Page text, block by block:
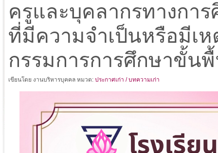
ครูและบุคลากรทางกา
ที่มีความจำเป็นหรือมีเ
กรรมการการศึกษาขั้นพื้
เขียนโดย งานบริหารบุคคล หมวด: ประกาศเก่า / บทความเก่า